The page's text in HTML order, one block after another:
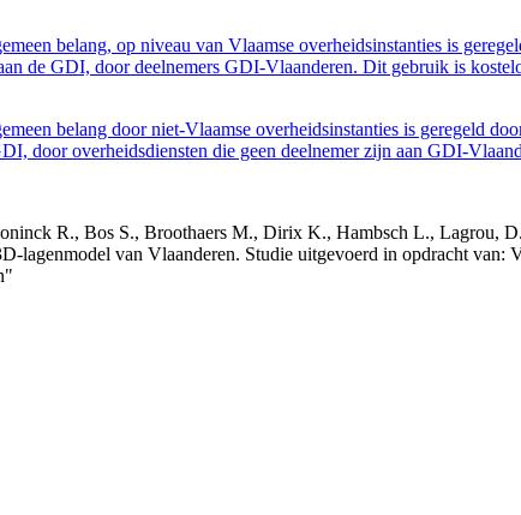
belang, op niveau van Vlaamse overheidsinstanties is
de GDI, door deelnemers GDI-Vlaanderen. Dit gebruik is
belang door niet-Vlaamse overheidsinstanties is geregeld
door overheidsdiensten die geen deelnemer zijn aan GDI-
R., Bos S., Broothaers M., Dirix K., Hambsch L., Lagrou,
lagenmodel van Vlaanderen. Studie uitgevoerd in opdracht van: